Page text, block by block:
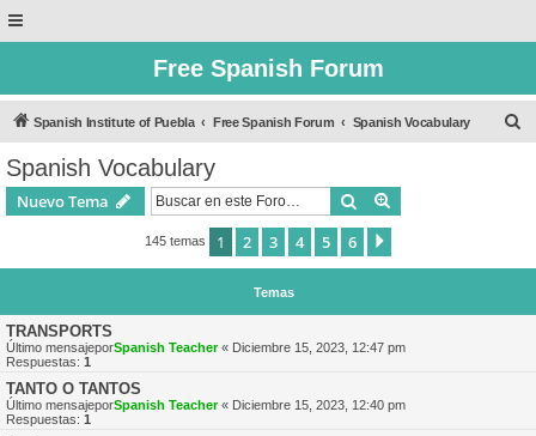
Free Spanish Forum
Spanish Institute of Puebla Free Spanish Forum Spanish Vocabulary
Spanish Vocabulary
Nuevo Tema Buscar
145 temas 1 2 3 4 5 6
Temas
TRANSPORTS
Último mensajeporSpanish Teacher« Diciembre 15, 2023, 12:47 pm
Respuestas: 1
TANTO O TANTOS
Último mensajeporSpanish Teacher« Diciembre 15, 2023, 12:40 pm
Respuestas: 1